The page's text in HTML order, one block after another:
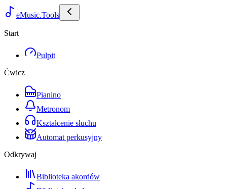
eMusic.Tools
Start
Pulpit
Ćwicz
Pianino
Metronom
Kształcenie słuchu
Automat perkusyjny
Odkrywaj
Biblioteka akordów